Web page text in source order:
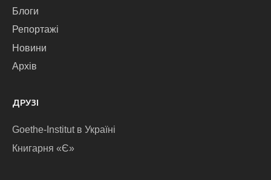
Блоги
Репортажі
Новини
Архів
ДРУЗІ
Goethe-Institut в Україні
Книгарня «Є»